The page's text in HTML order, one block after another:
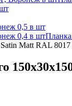
0,5 в шт
0,4 в шт
Matt RAL